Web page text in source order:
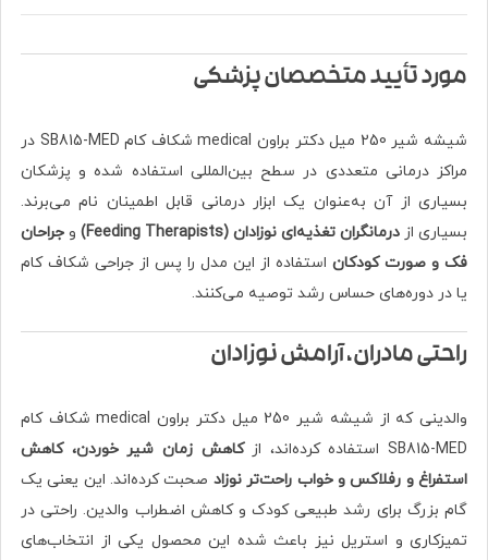
مورد تأیید متخصصان پزشکی
شیشه شیر 250 میل دکتر براون medical شکاف کام SB815-MED در
مراکز درمانی متعددی در سطح بین‌المللی استفاده شده و پزشکان
بسیاری از آن به‌عنوان یک ابزار درمانی قابل اطمینان نام می‌برند.
بسیاری از درمانگران تغذیه‌ای نوزادان (Feeding Therapists) و جراحان
فک و صورت کودکان استفاده از این مدل را پس از جراحی شکاف کام
یا در دوره‌های حساس رشد توصیه می‌کنند.
راحتی مادران، آرامش نوزادان
والدینی که از شیشه شیر 250 میل دکتر براون medical شکاف کام
SB815-MED استفاده کرده‌اند، از
کاهش زمان شیر خوردن، کاهش
استفراغ و رفلاکس و خواب راحت‌تر نوزاد صحبت کرده‌اند. این یعنی یک
گام بزرگ برای رشد طبیعی کودک و کاهش اضطراب والدین. راحتی در
تمیزکاری و استریل نیز باعث شده این محصول یکی از انتخاب‌های